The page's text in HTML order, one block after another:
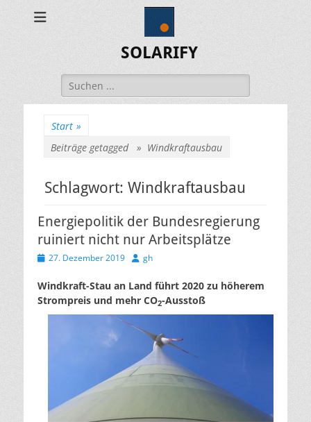
SOLARIFY
Suchen
nach:
Start »
Beiträge getagged » Windkraftausbau
Schlagwort: Windkraftausbau
Energiepolitik der Bundesregierung
ruiniert nicht nur Arbeitsplätze
Veröffentlicht
27. Dezember 2019 Autor
gh
Windkraft-Stau an Land führt 2020 zu höherem
Strompreis und mehr CO2-Ausstoß